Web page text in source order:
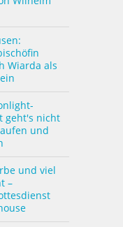
Wiarda als
geht's nicht
und
und viel
–